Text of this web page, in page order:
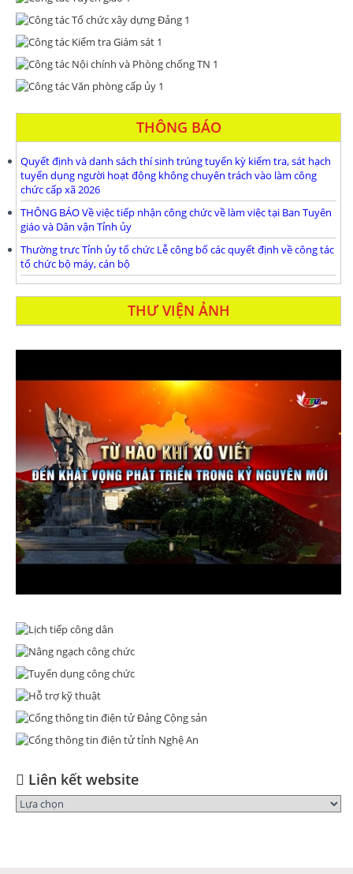
THÔNG BÁO
Quyết định và danh sách thí sinh trúng tuyển kỳ kiểm tra, sát hạch
tuyển dụng người hoạt động không chuyên trách vào làm công
chức cấp xã 2026
THÔNG BÁO Về việc tiếp nhận công chức về làm việc tại Ban Tuyên
giáo và Dân vận Tỉnh ủy
Thường trưc Tỉnh ủy tổ chức Lễ công bố các quyết định về công tác
tổ chức bộ máy, cán bộ
THƯ VIỆN ẢNH
Liên kết website